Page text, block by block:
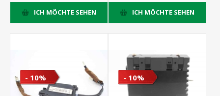
ICH MÖCHTE SEHEN ICH MÖCHTE SEHEN
- 10% - 10%